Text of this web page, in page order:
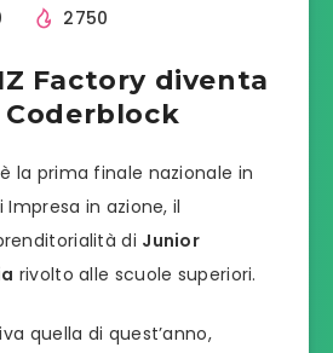
2750
Factory diventa
è la prima finale nazionale in
in azione, il
di Junior
rivolto alle scuole superiori.
quella di quest’anno,